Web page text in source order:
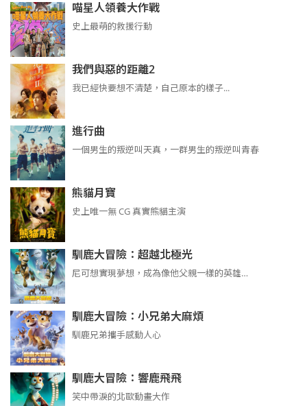
喵星人領養大作戰
史上最萌的救援行動
我們與惡的距離2
我已經快要想不清楚，自己原本的樣子...
進行曲
​​​一個男生的叛逆叫天真，一群男生的叛逆叫青春
熊貓月寶
史上唯一無 CG 真實熊貓主演
馴鹿大冒險：超越北極光
尼可想實現夢想，成為像他父親一樣的英雄…
馴鹿大冒險：小兄弟大麻煩
馴鹿兄弟攜手感動人心
馴鹿大冒險：響鹿飛飛
笑中帶淚的北歐動畫大作